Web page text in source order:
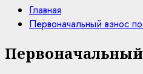
Главная
Первоначальный взнос
Первоначальный